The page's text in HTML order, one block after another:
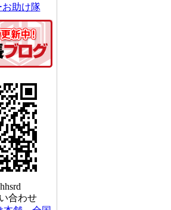
合わせ